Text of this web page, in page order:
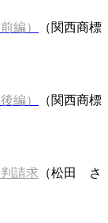
編）
（関西商標
編）
（関西商標
請求 （松田 さ